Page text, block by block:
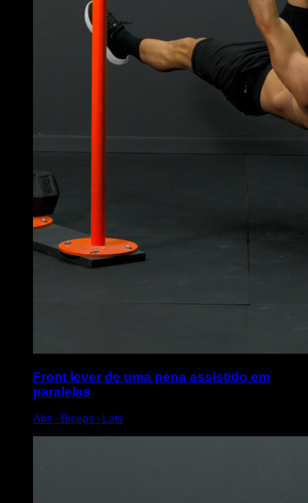
Front lever de uma pena assistido em
paralelas
Abs ∙ Biceps ∙ Lats